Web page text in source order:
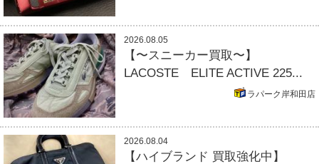
2026.08.05
【〜スニーカー買取〜】
LACOSTE ELITE ACTIVE 225...
ラパーク岸和田店
2026.08.04
【ハイブランド 買取強化中】